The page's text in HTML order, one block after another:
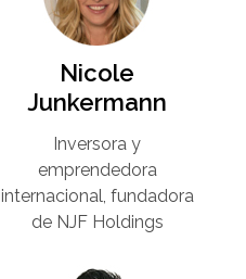
Nicole
Junkermann​
Inversora y
emprendedora
internacional, fundadora
de NJF Holdings